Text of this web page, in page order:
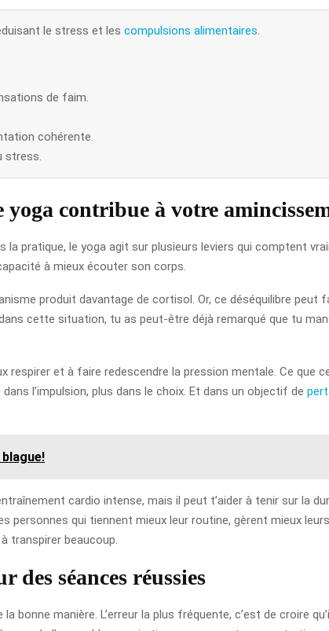
le stress et les compulsions alimentaires
de faim.
cohérente.
stress.
contribue à votre
pratique, le yoga agit sur plusieurs leviers qui comptent
à mieux écouter son corps.
produit davantage de cortisol. Or, ce déséquilibre peut
cette situation, tu as peut-être déjà remarqué que tu
et à faire redescendre la pression mentale. Ce que
l’impulsion, plus dans le choix. Et dans un objectif de
cardio intense, mais il peut t’aider à tenir sur la
personnes qui tiennent mieux leur routine, gèrent mieux
transpirer beaucoup.
séances réussies
bonne manière. L’erreur la plus fréquente, c’est de croire